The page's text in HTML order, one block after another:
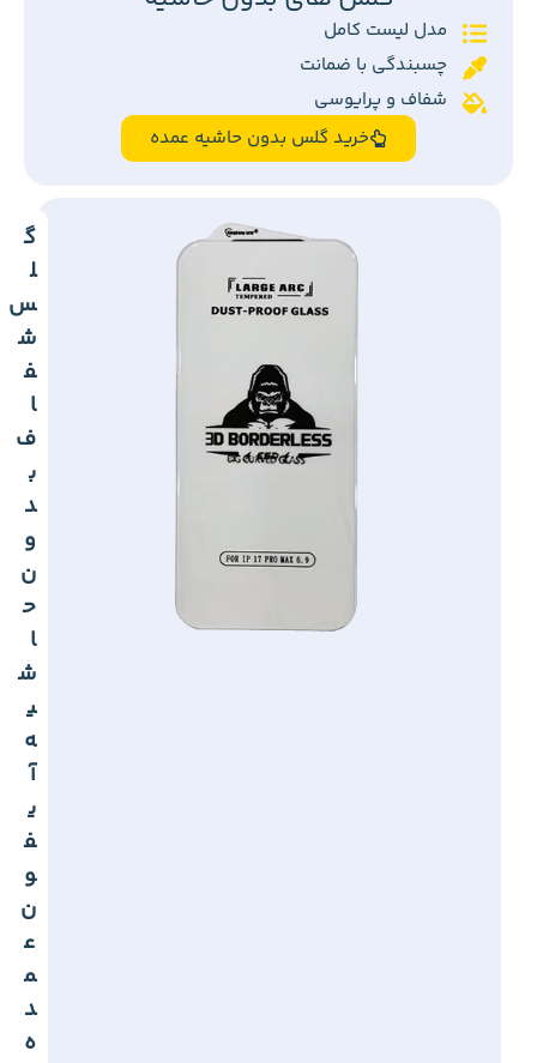
مدل لیست کامل
چسبندگی با ضمانت
شفاف و پرایوسی
خرید گلس بدون حاشیه عمده
گ
ل
س
ش
ف
ا
ف
ب
د
و
ن
ح
ا
ش
ی
ه
آ
ی
ف
و
ن
ع
م
د
ه